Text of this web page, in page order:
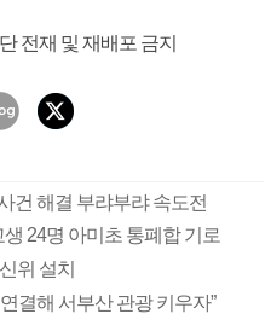
전재 및 재배포 금지
건 해결 부랴부랴 속도전
24명 아미초 통폐합 기로
위 설치
결해 서부산 관광 키우자”